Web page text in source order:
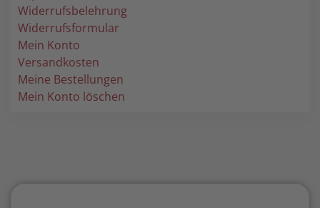
Widerrufsbelehrung
Widerrufsformular
Mein Konto
Versandkosten
Meine Bestellungen
Mein Konto löschen